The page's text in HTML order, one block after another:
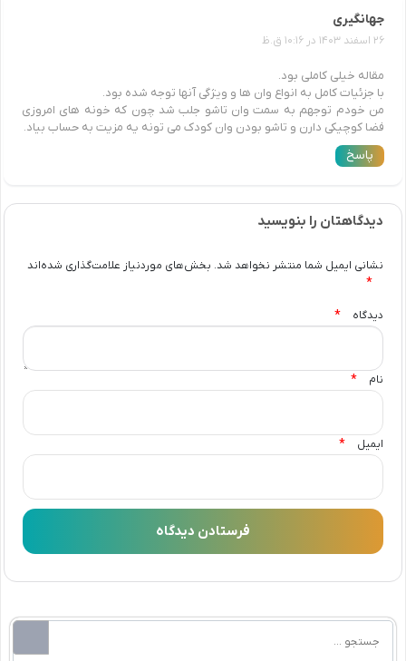
جهانگیری
26 اسفند 1403 در 10:16 ق.ظ
مقاله خیلی کاملی بود.
با جزئیات کامل به انواع وان ها و ویژگی آنها توجه شده بود.
من خودم توجهم به سمت وان تاشو جلب شد چون که خونه های امروزی
فضا کوچیکی دارن و تاشو بودن وان کودک می تونه یه مزیت به حساب بیاد.
پاسخ
دیدگاهتان را بنویسید
نشانی ایمیل شما منتشر نخواهد شد. بخش‌های موردنیاز علامت‌گذاری شده‌اند
*
دیدگاه *
نام *
ایمیل *